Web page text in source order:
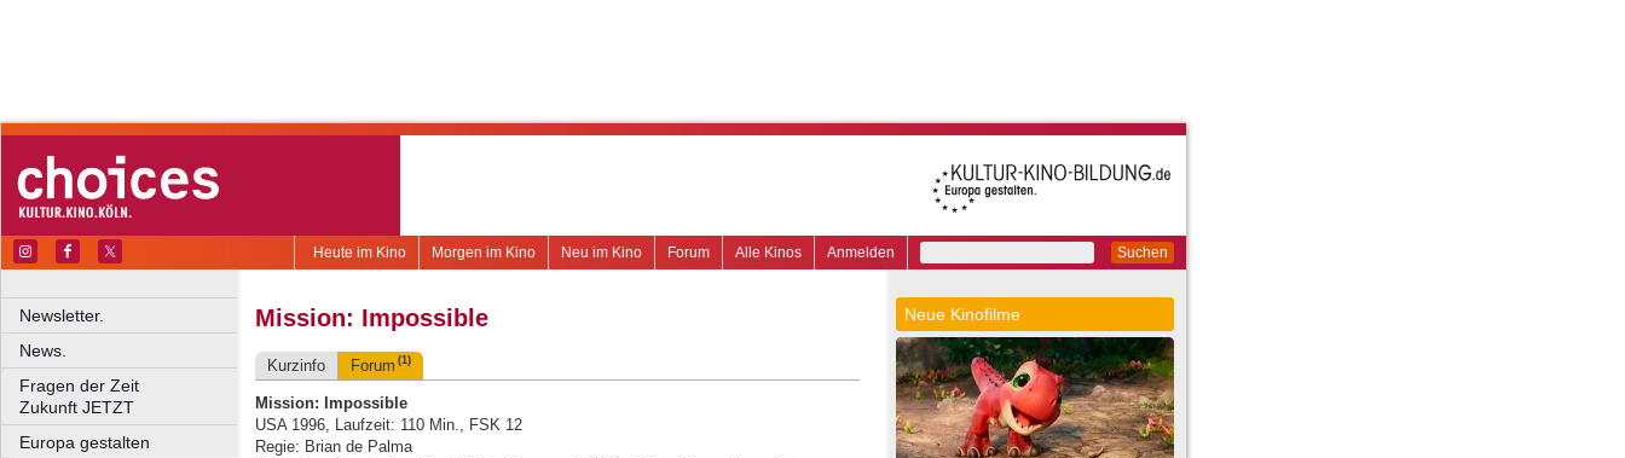
Suchen
Anmelden
Alle Kinos
Forum
Neu im Kino
Morgen im Kino
Heute im Kino
Newsletter.
News.
Fragen der Zeit
Zukunft JETZT
Europa gestalten
Mission: Impossible
Kurzinfo Forum (1)
Mission: Impossible
USA 1996, Laufzeit: 110 Min., FSK 12
Regie: Brian de Palma
Neue Kinofilme